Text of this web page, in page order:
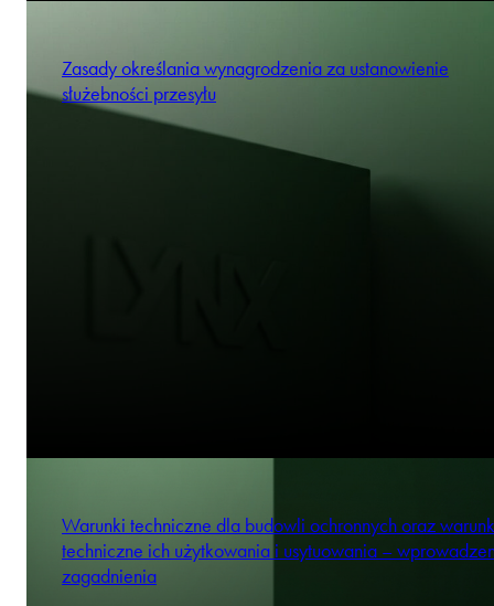
Zasady określania wynagrodzenia za ustanowienie
służebności przesyłu
Warunki techniczne dla budowli ochronnych oraz
techniczne ich użytkowania i usytuowania –
zagadnienia